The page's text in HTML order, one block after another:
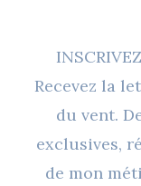
Recevez la
du vent.
exclusives,
de mon